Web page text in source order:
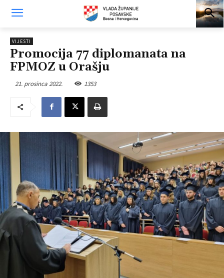
VIJESTI
Promocija 77 diplomanata na
FPMOZ u Orašju
21. prosinca 2022. 1353